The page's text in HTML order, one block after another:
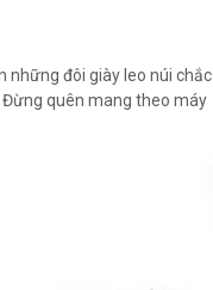
những đôi giày leo núi chắc
Đừng quên mang theo máy